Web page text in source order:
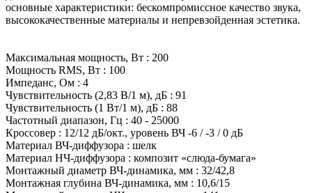
основные характеристики: бескомпромиссное качество звука,
высококачественные материалы и непревзойденная эстетика.
Максимальная мощность, Вт : 200
Мощность RMS, Вт : 100
Импеданс, Ом : 4
Чувствительность (2,83 В/1 м), дБ : 91
Чувствительность (1 Вт/1 м), дБ : 88
Частотный диапазон, Гц : 40 - 25000
Кроссовер : 12/12 дБ/окт., уровень ВЧ -6 / -3 / 0 дБ
Материал ВЧ-диффузора : шелк
Материал НЧ-диффузора : композит «слюда-бумага»
Монтажный диаметр ВЧ-динамика, мм : 32/42,8
Монтажная глубина ВЧ-динамика, мм : 10,6/15